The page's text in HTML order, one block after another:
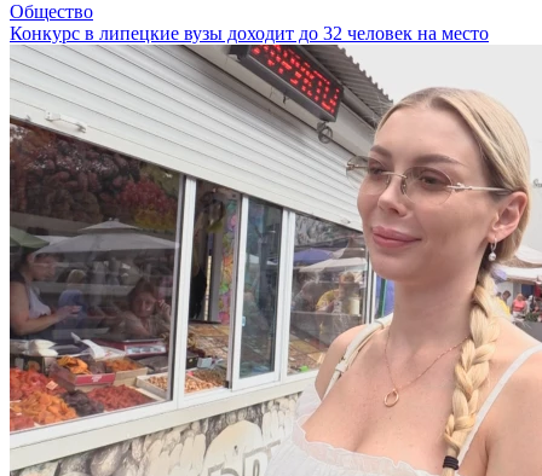
Общество
Конкурс в липецкие вузы доходит до 32 человек на место